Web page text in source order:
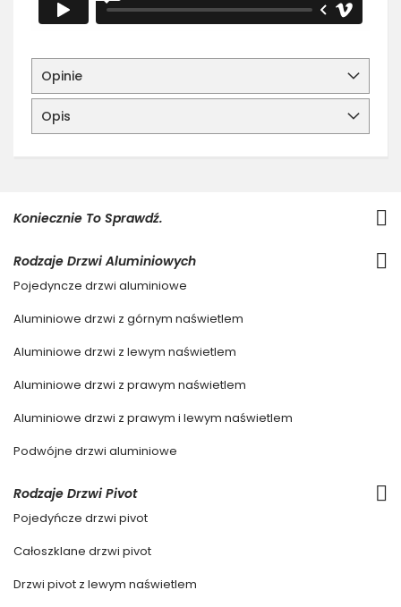
Opinie
Opis
Koniecznie To Sprawdź.
Rodzaje Drzwi Aluminiowych
Pojedyncze drzwi aluminiowe
Aluminiowe drzwi z górnym naświetlem
Aluminiowe drzwi z lewym naświetlem
Aluminiowe drzwi z prawym naświetlem
Aluminiowe drzwi z prawym i lewym naświetlem
Podwójne drzwi aluminiowe
Rodzaje Drzwi Pivot
Pojedyńcze drzwi pivot
Całoszklane drzwi pivot
Drzwi pivot z lewym naświetlem